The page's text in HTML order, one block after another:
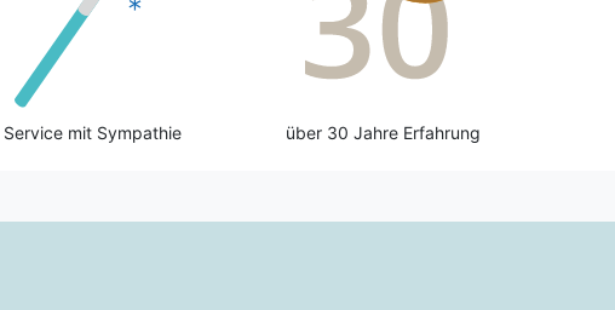
Service mit Sympathie über 30 Jahre Erfahrung